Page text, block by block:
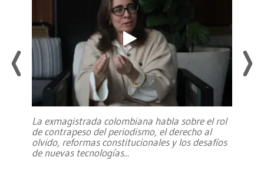
La exmagistrada colombiana habla sobre el rol
de contrapeso del periodismo, el derecho al
olvido, reformas constitucionales y los desafíos
de nuevas tecnologías...